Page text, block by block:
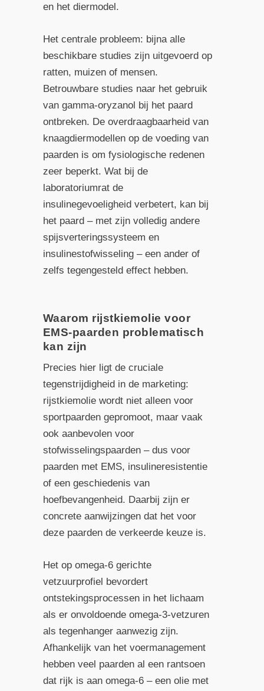
en het diermodel.
Het centrale probleem: bijna alle
beschikbare studies zijn uitgevoerd op
ratten, muizen of mensen.
Betrouwbare studies naar het gebruik
van gamma-oryzanol bij het paard
ontbreken. De overdraagbaarheid van
knaagdiermodellen op de voeding van
paarden is om fysiologische redenen
zeer beperkt. Wat bij de
laboratoriumrat de
insulinegevoeligheid verbetert, kan bij
het paard – met zijn volledig andere
spijsverteringssysteem en
insulinestofwisseling – een ander of
zelfs tegengesteld effect hebben.
Waarom rijstkiemolie voor
EMS-paarden problematisch
kan zijn
Precies hier ligt de cruciale
tegenstrijdigheid in de marketing:
rijstkiemolie wordt niet alleen voor
sportpaarden gepromoot, maar vaak
ook aanbevolen voor
stofwisselingspaarden – dus voor
paarden met EMS, insulineresistentie
of een geschiedenis van
hoefbevangenheid. Daarbij zijn er
concrete aanwijzingen dat het voor
deze paarden de verkeerde keuze is.
Het op omega-6 gerichte
vetzuurprofiel bevordert
ontstekingsprocessen in het lichaam
als er onvoldoende omega-3-vetzuren
als tegenhanger aanwezig zijn.
Afhankelijk van het voermanagement
hebben veel paarden al een rantsoen
dat rijk is aan omega-6 – een olie met